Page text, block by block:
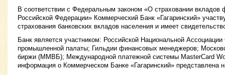
В соответствии с Федеральным законом «О страховании вкладов
Российской Федерации» Коммерческий Банк «Гагаринский»
страхования банковских вкладов населения и имеет
Банк является участником: Российской Национальной
промышленной палаты; Гильдии финансовых менеджеров;
биржи (ММВБ); Международной платежной системы MasterCard
информация о Коммерческом Банке «Гагаринский» представлена